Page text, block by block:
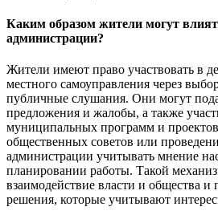
Каким образом жители могут
администрации?
Жители имеют право участвовать в
местного самоуправления через
публичные слушания. Они могут
предложения и жалобы, а также
муниципальных программ и
общественных советов или
администрации учитывать мнение
планировании работы. Такой
взаимодействие власти и общества и
решения, которые учитывают